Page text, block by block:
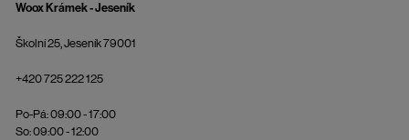
Woox Krámek - Jeseník
Školní 25, Jeseník 79001
+420 725 222 125
Po-Pá: 09:00 - 17:00
So: 09:00 - 12:00